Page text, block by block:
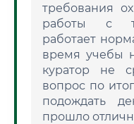
требования
работы с
работает
время учебы
куратор не
вопрос по
подождать
прошло